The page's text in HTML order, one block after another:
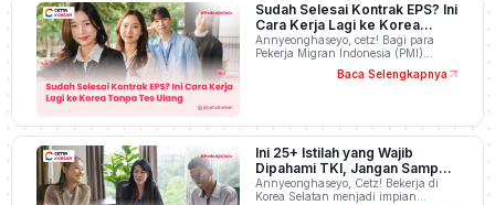
Sudah Selesai Kontrak EPS? Ini
Cara Kerja Lagi ke Korea
Tanpa Tes Ulang
Annyeonghaseyo, cetz! Bagi para
Pekerja Migran Indonesia (PMI)…
Baca Selengkapnya
Ini 25+ Istilah yang Wajib
Dipahami TKI, Jangan Sampai
Terlewat!
Annyeonghaseyo, Cetz! Bekerja di
Korea Selatan menjadi impian…